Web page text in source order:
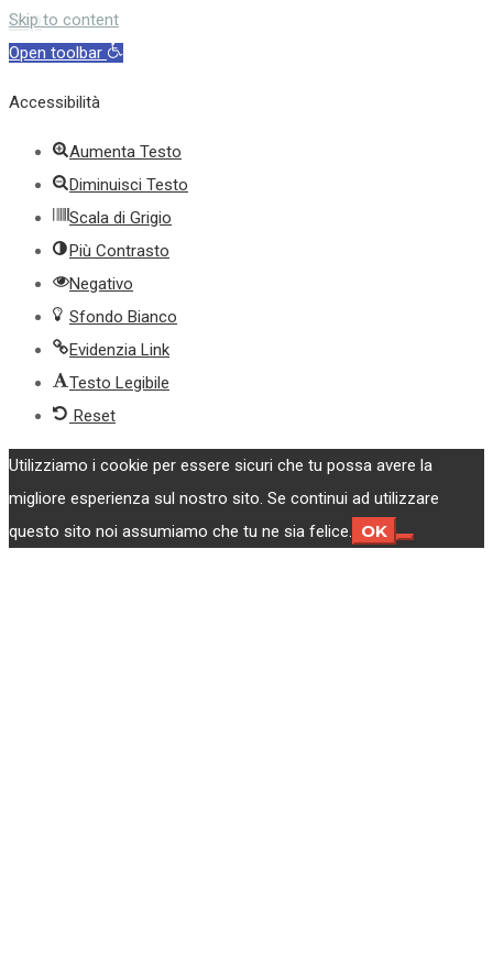
top
Skip to content
Open toolbar
Accessibilità
Aumenta Testo
Diminuisci Testo
Scala di Grigio
Più Contrasto
Negativo
Sfondo Bianco
Evidenzia Link
Testo Legibile
Reset
Utilizziamo i cookie per essere sicuri che tu possa avere la
migliore esperienza sul nostro sito. Se continui ad utilizzare
questo sito noi assumiamo che tu ne sia felice. OK